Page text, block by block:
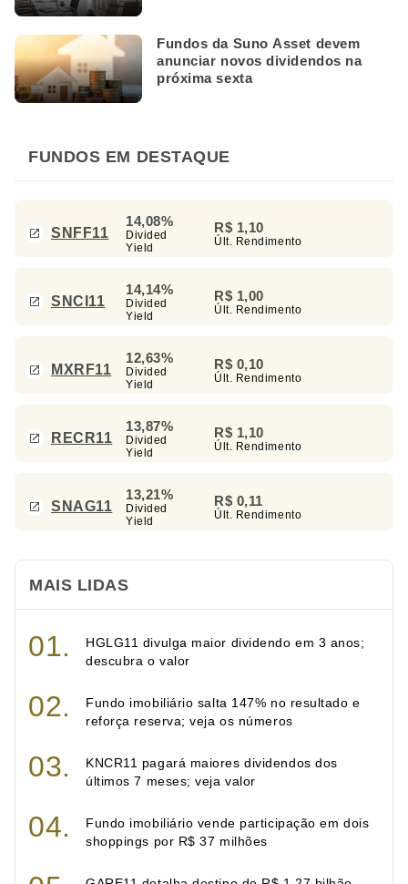
Fundos da Suno Asset devem
anunciar novos dividendos na
próxima sexta
FUNDOS EM DESTAQUE
SNFF11
14,08%
Divided
Yield
R$ 1,10
Últ. Rendimento
SNCI11
14,14%
Divided
Yield
R$ 1,00
Últ. Rendimento
MXRF11
12,63%
Divided
Yield
R$ 0,10
Últ. Rendimento
RECR11
13,87%
Divided
Yield
R$ 1,10
Últ. Rendimento
SNAG11
13,21%
Divided
Yield
R$ 0,11
Últ. Rendimento
MAIS LIDAS
HGLG11 divulga maior dividendo em 3 anos;
descubra o valor
Fundo imobiliário salta 147% no resultado e
reforça reserva; veja os números
KNCR11 pagará maiores dividendos dos
últimos 7 meses; veja valor
Fundo imobiliário vende participação em dois
shoppings por R$ 37 milhões